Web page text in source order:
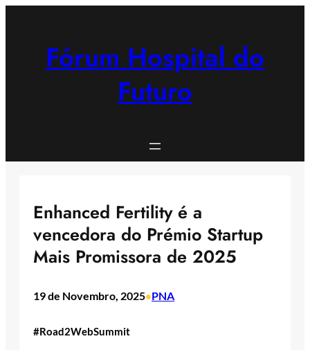
Fórum Hospital do
Futuro
Enhanced Fertility é a
vencedora do Prémio Startup
Mais Promissora de 2025
19 de Novembro, 2025•PNA
#Road2WebSummit